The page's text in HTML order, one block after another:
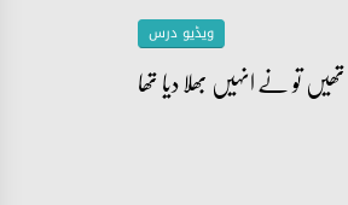
ویڈیو درس
تو نے انہیں بھلا دیا تھا